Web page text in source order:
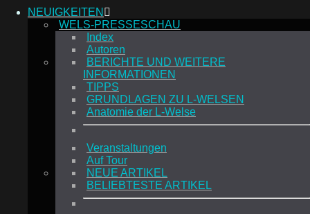
NEUIGKEITEN
WELS-PRESSESCHAU
Index
Autoren
BERICHTE UND WEITERE
INFORMATIONEN
TIPPS
GRUNDLAGEN ZU L-WELSEN
Anatomie der L-Welse
Veranstaltungen
Auf Tour
NEUE ARTIKEL
BELIEBTESTE ARTIKEL